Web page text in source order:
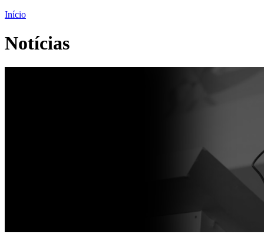
Início
Notícias